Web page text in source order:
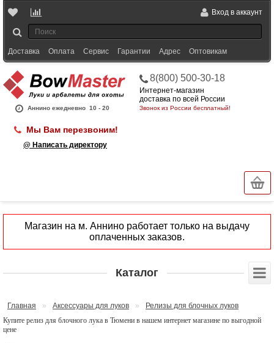
Вход в аккаунт
Доставка Оплата Сервис Гарантии Адрес Оптовикам
Аннино ежедневно 10 - 20
8(800) 500-30-18
Интернет-магазин
доставка по всей России
Звонок из России бесплатный!
Мы Вам перезвоним!
@ Написать директору
Магазин на м. Аннино работает только на выдачу
оплаченных заказов.
Каталог
Главная » Аксессуары для луков »
Релизы для блочных луков
Купите релиз для блочного лука в Тюмени в нашем интернет магазине по выгодной
цене